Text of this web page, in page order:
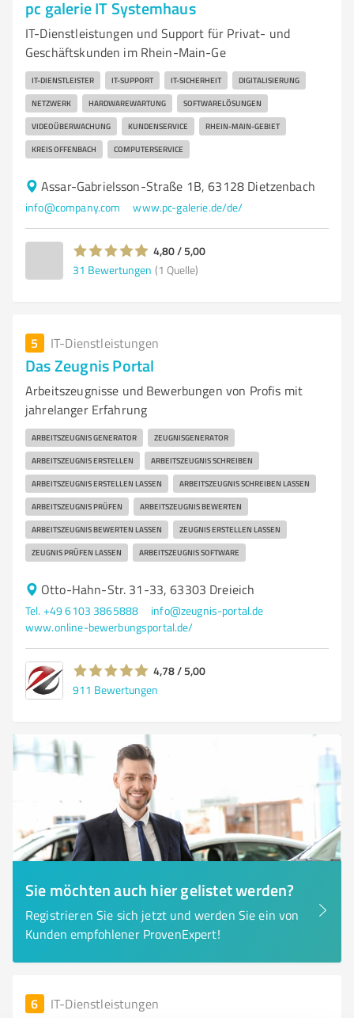
pc galerie IT Systemhaus
IT-Dienstleistungen und Support für Privat- und
Geschäftskunden im Rhein-Main-Ge
IT-DIENSTLEISTER IT-SUPPORT IT-SICHERHEIT DIGITALISIERUNG
NETZWERK HARDWAREWARTUNG SOFTWARELÖSUNGEN
VIDEOÜBERWACHUNG KUNDENSERVICE RHEIN-MAIN-GEBIET
KREIS OFFENBACH COMPUTERSERVICE
Assar-Gabrielsson-Straße 1B, 63128 Dietzenbach
info@company.com www.pc-galerie.de/de/
4,80 / 5,00
31 Bewertungen (1 Quelle)
5 IT-Dienstleistungen
Das Zeugnis Portal
Arbeitszeugnisse und Bewerbungen von Profis mit
jahrelanger Erfahrung
ARBEITSZEUGNIS GENERATOR ZEUGNISGENERATOR
ARBEITSZEUGNIS ERSTELLEN ARBEITSZEUGNIS SCHREIBEN
ARBEITSZEUGNIS ERSTELLEN LASSEN ARBEITSZEUGNIS SCHREIBEN LASSEN
ARBEITSZEUGNIS PRÜFEN ARBEITSZEUGNIS BEWERTEN
ARBEITSZEUGNIS BEWERTEN LASSEN ZEUGNIS ERSTELLEN LASSEN
ZEUGNIS PRÜFEN LASSEN ARBEITSZEUGNIS SOFTWARE
Otto-Hahn-Str. 31-33, 63303 Dreieich
Tel. +49 6103 3865888
info@zeugnis-portal.de
www.online-bewerbungsportal.de/
4,78 / 5,00
911 Bewertungen
Sie möchten auch hier gelistet werden?
Registrieren Sie sich jetzt und werden Sie ein von
Kunden empfohlener ProvenExpert!
6 IT-Dienstleistungen